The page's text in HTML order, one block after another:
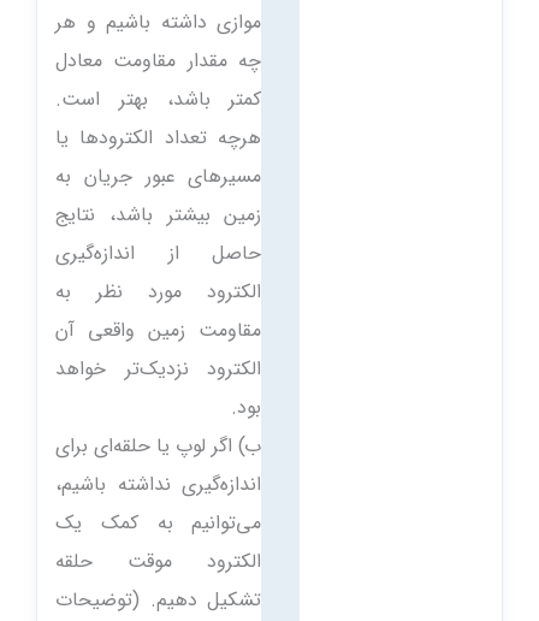
موازی داشته باشیم و هر
چه مقدار مقاومت معادل
کمتر باشد، بهتر است.
هرچه تعداد الکترودها یا
مسیرهای عبور جریان به
زمین بیشتر باشد، نتایج
حاصل از اندازه‌گیری
الکترود مورد نظر به
مقاومت زمین واقعی آن
الکترود نزدیک‌تر خواهد
بود.
ب) اگر لوپ یا حلقه‌ای برای
اندازه‌گیری نداشته باشیم،
می‌توانیم به کمک یک
الکترود موقت حلقه
تشکیل دهیم. (توضیحات